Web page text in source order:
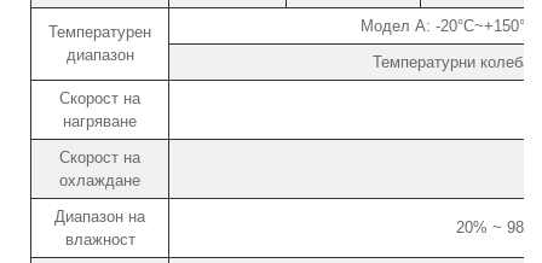
Температурен
диапазон
Модел A: -
Температурни
Скорост на
нагряване
Скорост на
охлаждане
Диапазон на
влажност
20% ~